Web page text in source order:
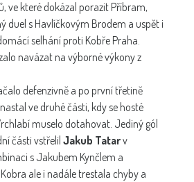
ve které dokázal porazit Příbram,
duel s Havlíčkovým Brodem a uspět i
selhání proti Kobře Praha.
navázat na výborné výkony z
defenzivně a po první třetině
ve druhé části, kdy se hosté
muselo dotahovat. Jediný gól
části vstřelil Jakub Tatarv
s Jakubem Kynčlem a
ale i nadále trestala chyby a